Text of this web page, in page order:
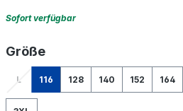
Sofort verfügbar
Größeauswählen
L(Diese Option ist zurzeit nicht verfügbar.)
116 128 140 152 164